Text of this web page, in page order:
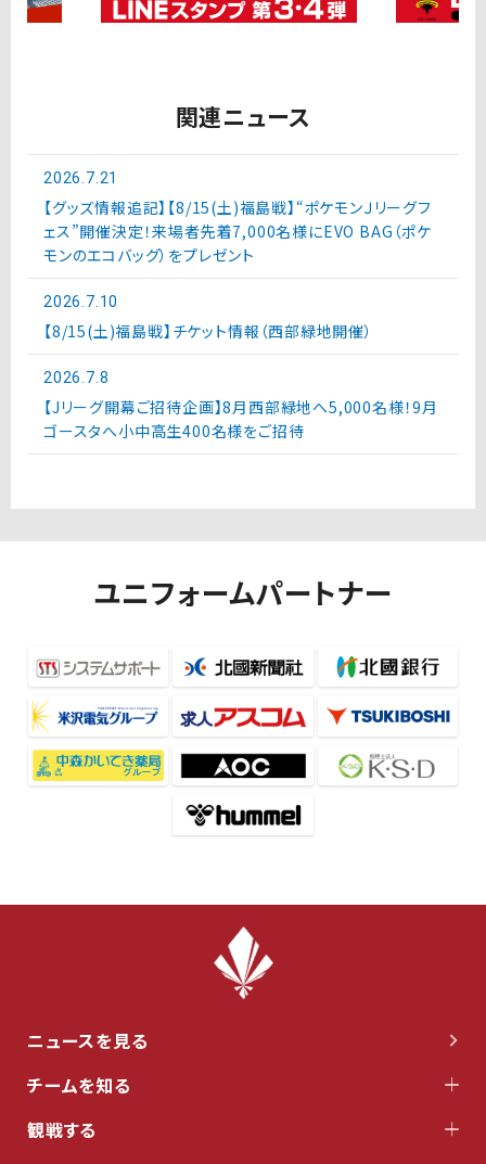
関連ニュース
2026.7.21
【グッズ情報追記】【8/15(土)福島戦】“ポケモンＪリーグフ
ェス”開催決定！来場者先着7,000名様にEVO BAG（ポケ
モンのエコバッグ）をプレゼント
2026.7.10
【8/15(土)福島戦】チケット情報（西部緑地開催）
2026.7.8
【Jリーグ開幕ご招待企画】8月西部緑地へ5,000名様！9月
ゴースタへ小中高生400名様をご招待
ユニフォームパートナー
ニュースを見る
チームを知る
観戦する